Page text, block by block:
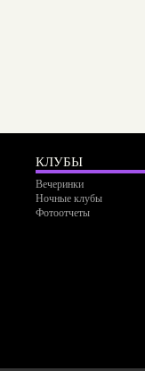
КЛУБЫ
Вечеринки
Ночные клубы
Фотоотчеты